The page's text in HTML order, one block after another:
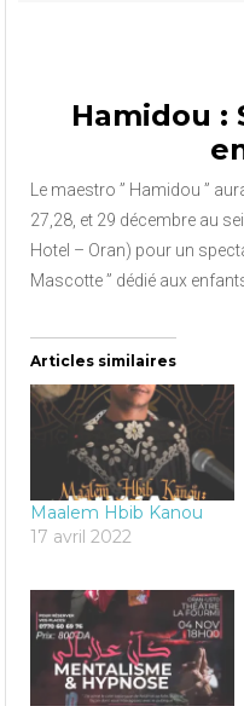
Hamidou :
Le maestro ” Hamidou ”
27,28, et 29 décembre au
Hotel – Oran) pour un
Mascotte ” dédié aux
Articles similaires
Maalem Hbib Kanou
17 avril 2022